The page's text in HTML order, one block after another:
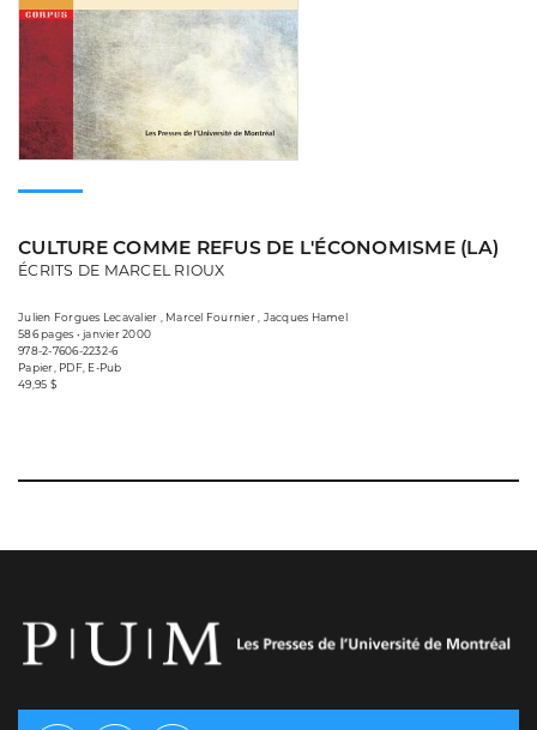
CULTURE COMME REFUS DE L'ÉCONOMISME (LA)
ÉCRITS DE MARCEL RIOUX
Julien Forgues Lecavalier , Marcel Fournier , Jacques Hamel
586 pages • janvier 2000
978-2-7606-2232-6
Papier, PDF, E-Pub
49,95 $